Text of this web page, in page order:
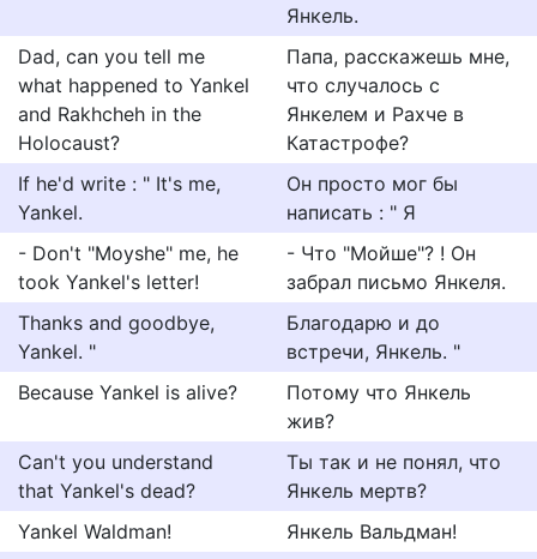
Янкель.
Dad, can you tell me
what happened to Yankel
and Rakhcheh in the
Holocaust?
Папа, расскажешь мне,
что случалось с
Янкелем и Рахче в
Катастрофе?
If he'd write : " It's me,
Yankel.
Он просто мог бы
написать : " Я
- Don't "Moyshe" me, he
took Yankel's letter!
- Что "Мойше"? ! Он
забрал письмо Янкеля.
Thanks and goodbye,
Yankel. "
Благодарю и до
встречи, Янкель. "
Because Yankel is alive?
Потому что Янкель
жив?
Can't you understand
that Yankel's dead?
Ты так и не понял, что
Янкель мертв?
Yankel Waldman!
Янкель Вальдман!